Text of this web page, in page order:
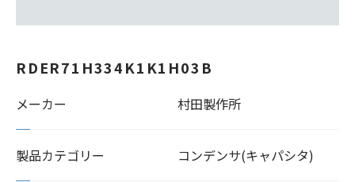
RDER71H334K1K1H03B
メーカー 村田製作所
製品カテゴリー コンデンサ(キャパシタ)